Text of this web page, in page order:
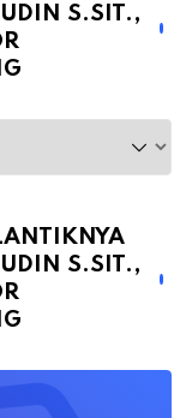
S.SIT.,
S.SIT.,